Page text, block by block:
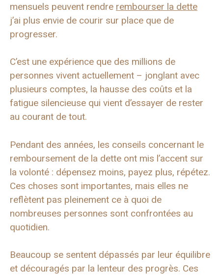
mensuels peuvent rendre rembourser la dette
j’ai plus envie de courir sur place que de
progresser.
C’est une expérience que des millions de
personnes vivent actuellement – ​​jonglant avec
plusieurs comptes, la hausse des coûts et la
fatigue silencieuse qui vient d’essayer de rester
au courant de tout.
Pendant des années, les conseils concernant le
remboursement de la dette ont mis l’accent sur
la volonté : dépensez moins, payez plus, répétez.
Ces choses sont importantes, mais elles ne
reflètent pas pleinement ce à quoi de
nombreuses personnes sont confrontées au
quotidien.
Beaucoup se sentent dépassés par leur équilibre
et découragés par la lenteur des progrès. Ces